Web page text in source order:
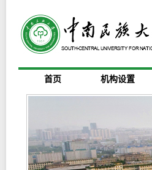
首页 机构设置